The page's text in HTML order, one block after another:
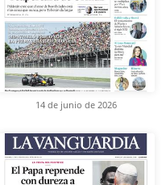
14 de junio de 2026